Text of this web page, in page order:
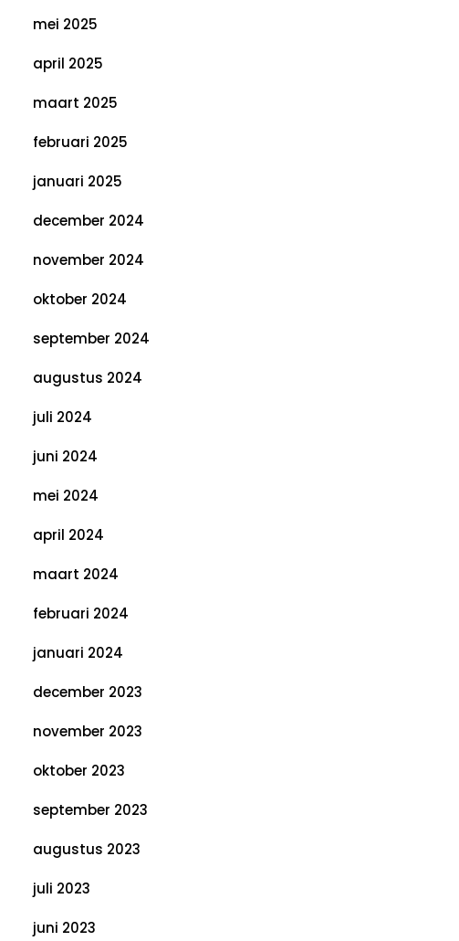
mei 2025
april 2025
maart 2025
februari 2025
januari 2025
december 2024
november 2024
oktober 2024
september 2024
augustus 2024
juli 2024
juni 2024
mei 2024
april 2024
maart 2024
februari 2024
januari 2024
december 2023
november 2023
oktober 2023
september 2023
augustus 2023
juli 2023
juni 2023